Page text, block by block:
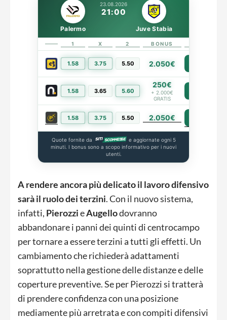
23.08.2026
21:00
Palermo Juve Stabia
1 X 2 BONUS
1.58 3.75 5.50 2.050€
1.58 3.65 5.60
250€
+ 2.000€
GRATIS
1.58 3.75 5.50 2.050€
Quote fornite da
e aggiornate ogni 5
minuti. I bonus sono a scopo informativo per i nuovi
utenti.
A rendere ancora più delicato il lavoro difensivo
sarà il ruolo dei terzini. Con il nuovo sistema,
infatti, PierozzieAugellodovranno
abbandonare i panni dei quinti di centrocampo
per tornare a essere terzini a tutti gli effetti. Un
cambiamento che richiederà adattamenti
soprattutto nella gestione delle distanze e delle
coperture preventive. Se per Pierozzi si tratterà
di prendere confidenza con una posizione
mediamente più arretrata e con compiti difensivi